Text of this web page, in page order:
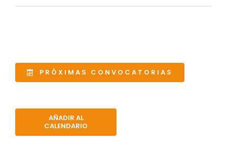
PRÓXIMAS CONVOCATORIAS
AÑADIR AL
CALENDARIO